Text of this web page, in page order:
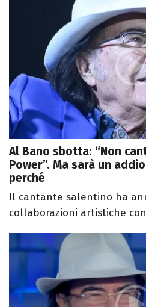
Al Bano sbotta: “Non
Power”. Ma sarà un
perché
Il cantante salentino ha
collaborazioni artistiche con